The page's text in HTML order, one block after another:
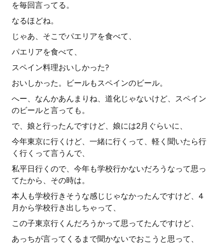
を毎回言ってる。
なるほどね。
じゃあ、そこでパエリアを食べて、
パエリアを食べて、
スペイン料理おいしかった?
おいしかった。ビールもスペインのビール。
へー、なんかあんまりね、道化じゃないけど、スペイン
のビールと言っても。
で、娘と行ったんですけど、娘には2月ぐらいに、
今年東京に行くけど、一緒に行くって、軽く聞いたら行
く行くって言うんで、
私平日行くので、今年も学校行かないだろうなって思っ
てたから、その時は。
本人も学校行きそうな感じじゃなかったんですけど、4
月から学校行き出しちゃって、
この子東京行くんだろうかって思ってたんですけど、
あっちが言ってくるまで聞かないでおこうと思って、